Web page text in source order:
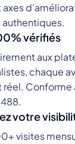
axes
authentiques.
vérifiés
aux
chaque
Conforme
votre
visites